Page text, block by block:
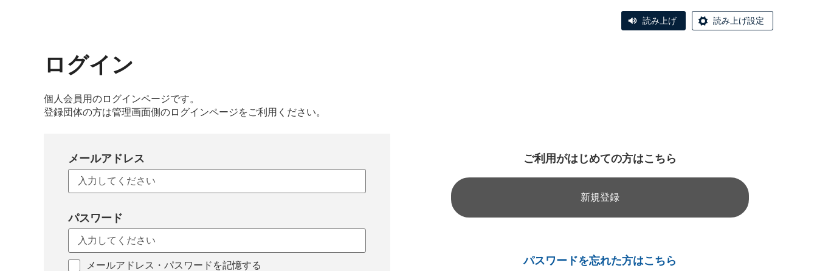
読み上げ 読み上げ設定
ログイン
個人会員用のログインページです。
登録団体の方は管理画面側のログインページをご利用ください。
メールアドレス
パスワード
メールアドレス・パスワードを記憶する
ご利用がはじめての方はこちら
新規登録
パスワードを忘れた方はこちら